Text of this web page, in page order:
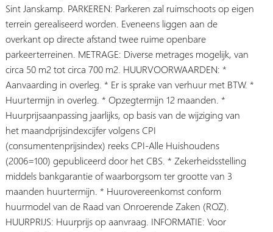
Sint Janskamp. PARKEREN: Parkeren zal ruimschoots op eigen
terrein gerealiseerd worden. Eveneens liggen aan de
overkant op directe afstand twee ruime openbare
parkeerterreinen. METRAGE: Diverse metrages mogelijk, van
circa 50 m2 tot circa 700 m2. HUURVOORWAARDEN: *
Aanvaarding in overleg. * Er is sprake van verhuur met BTW. *
Huurtermijn in overleg. * Opzegtermijn 12 maanden. *
Huurprijsaanpassing jaarlijks, op basis van de wijziging van
het maandprijsindexcijfer volgens CPI
(consumentenprijsindex) reeks CPI-Alle Huishoudens
(2006=100) gepubliceerd door het CBS. * Zekerheidsstelling
middels bankgarantie of waarborgsom ter grootte van 3
maanden huurtermijn. * Huurovereenkomst conform
huurmodel van de Raad van Onroerende Zaken (ROZ).
HUURPRIJS: Huurprijs op aanvraag. INFORMATIE: Voor